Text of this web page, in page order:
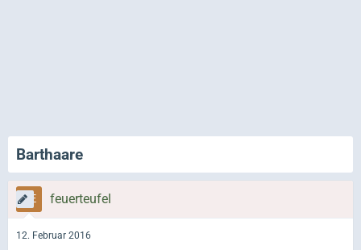
Barthaare
feuerteufel
12. Februar 2016